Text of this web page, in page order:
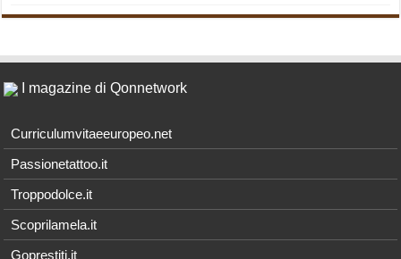
I magazine di Qonnetwork
Curriculumvitaeeuropeo.net
Passionetattoo.it
Troppodolce.it
Scoprilamela.it
Goprestiti.it